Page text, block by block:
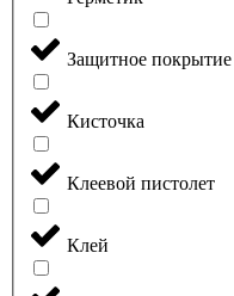
Защитное покрытие
Кисточка
Клеевой пистолет
Клей